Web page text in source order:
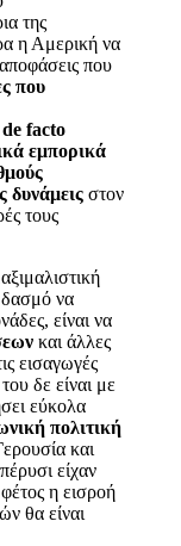
της
η Αμερική να
που
που
de facto
εμπορικά
δυνάμεις στον
τους
να
είναι να
και άλλες
εισαγωγές
δε είναι με
εύκολα
πολιτική
και
είχαν
η εισροή
θα είναι